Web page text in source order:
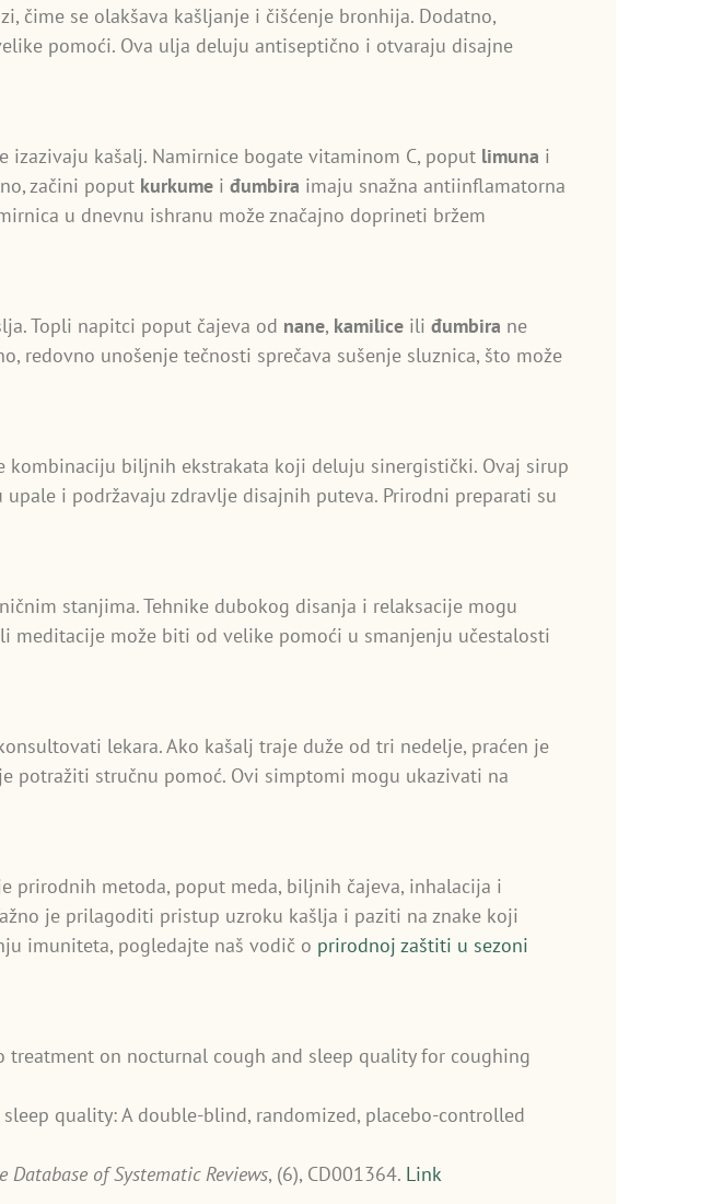
čime se olakšava kašljanje i čišćenje bronhija. Dodatno,
pomoći. Ova ulja deluju antiseptično i otvaraju disajne
kašalj. Namirnice bogate vitaminom C, poput limuna i
začini poput kurkume i đumbira imaju snažna antiinflamatorna
u dnevnu ishranu može značajno doprineti bržem
Topli napitci poput čajeva od nane, kamilice ili đumbira ne
redovno unošenje tečnosti sprečava sušenje sluznica, što može
kombinaciju biljnih ekstrakata koji deluju sinergistički. Ovaj sirup
i podržavaju zdravlje disajnih puteva. Prirodni preparati su
stanjima. Tehnike dubokog disanja i relaksacije mogu
može biti od velike pomoći u smanjenju učestalosti
lekara. Ako kašalj traje duže od tri nedelje, praćen je
potražiti stručnu pomoć. Ovi simptomi mogu ukazivati na
prirodnih metoda, poput meda, biljnih čajeva, inhalacija i
je prilagoditi pristup uzroku kašlja i paziti na znake koji
imuniteta, pogledajte naš vodič o prirodnoj zaštiti u sezoni
treatment on nocturnal cough and sleep quality for coughing
quality: A double-blind, randomized, placebo-controlled
Database of Systematic Reviews, (6), CD001364. Link